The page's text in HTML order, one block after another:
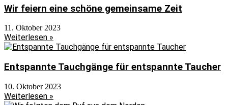
Wir feiern eine schöne gemeinsame Zeit
11. Oktober 2023
Weiterlesen »
Entspannte Tauchgänge für entspannte Taucher
10. Oktober 2023
Weiterlesen »